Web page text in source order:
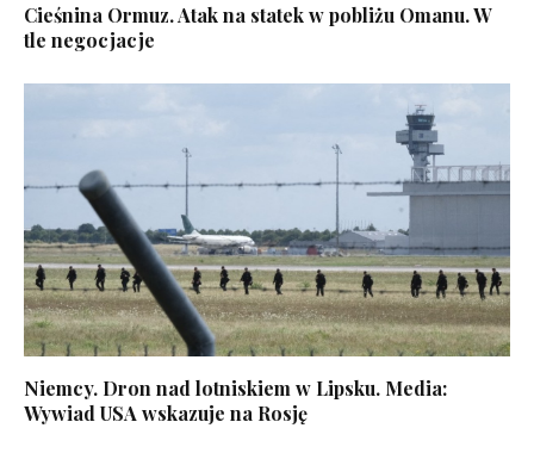
Cieśnina Ormuz. Atak na statek w pobliżu Omanu. W
tle negocjacje
Niemcy. Dron nad lotniskiem w Lipsku. Media:
Wywiad USA wskazuje na Rosję